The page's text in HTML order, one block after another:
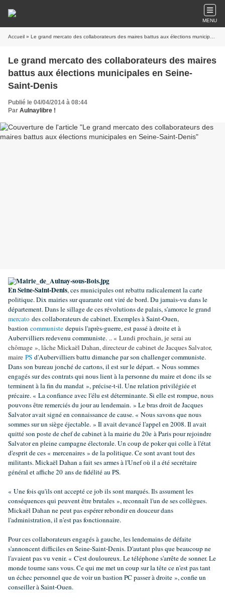
MENU
Accueil » Le grand mercato des collaborateurs des maires battus aux élections municipales en Seine-Saint-Denis
Le grand mercato des collaborateurs des maires
battus aux élections municipales en Seine-
Saint-Denis
Publié le 04/04/2014 à 08:44
Par Aulnaylibre !
En Seine-Saint-Denis, ces municipales ont rebattu radicalement la carte
politique. Dix mairies sur quarante ont viré de bord. Du jamais-vu dans le
département. Dans le sillage de ces révolutions de palais, s'amorce le grand
mercato des collaborateurs de cabinet. Exemples à Saint-Ouen,
bastion communiste depuis l'après-guerre, est passé à droite et à
Aubervilliers redevenu communiste. .. « Lundi prochain, je serai au
chômage », lâche Mickaël Dahan, directeur de cabinet de Jacques Salvator,
maire PS d'Aubervilliers battu dimanche par son challenger communiste.
Dans son bureau jonché de cartons, il est sur le départ. « Nous sommes
engagés sur des contrats qui nous lient à la personne du maire et donc ils se
terminent à la fin du mandat », précise-t-il. Une relation privilégiée et
précaire. « La confiance avec l'élu est déterminante. Si elle est rompue, nous
pouvons être remerciés du jour au lendemain. » Le bras droit de Jacques
Salvator avait signé en connaissance de cause. « Nous savons que nous
sommes sur un siège éjectable. » Il avait devancé l'appel en 2008. Il avait
quitté son poste de chef de cabinet à la mairie du 20e à Paris pour rejoindre
Salvator en pleine campagne électorale. Un coup de poker qui colle à l'état
d'esprit de ces « mercenaires » de la politique. Ce sont avant tout des
militants. Mickaël Dahan a fait ses armes à l'Unef où il a été secrétaire
général et affiche 20 ans de fidélité au PS.
« Une fois qu'ils ont accepté ce job ils sont marqués. Ils assument les
conséquences qui peuvent être brutales », reconnaît l'un de ses collègues.
Mickaël Dahan ne peut pas espérer rebondir en douceur dans
l'administration, il n'est pas fonctionnaire.
Pour ces collaborateurs engagés à gauche, les lendemains de défaite
s'annoncent difficiles en Seine-Saint-Denis. D'autant plus que beaucoup ne
l'avaient pas vu venir. « C'est douloureux. Le téléphone s'arrête de sonner. Le
monde tourne sans vous. Ce qui me met un coup sur la tête ce n'est pas tant
un échec personnel que de voir un bastion PC passer à droite », confie un
conseiller à Saint-Ouen.